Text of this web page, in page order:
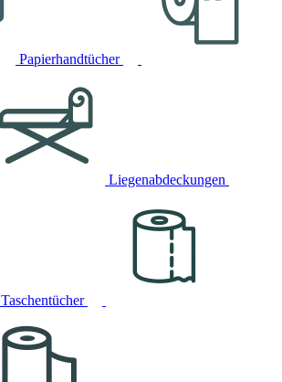
Papierhandtücher
Liegenabdeckungen
Taschentücher